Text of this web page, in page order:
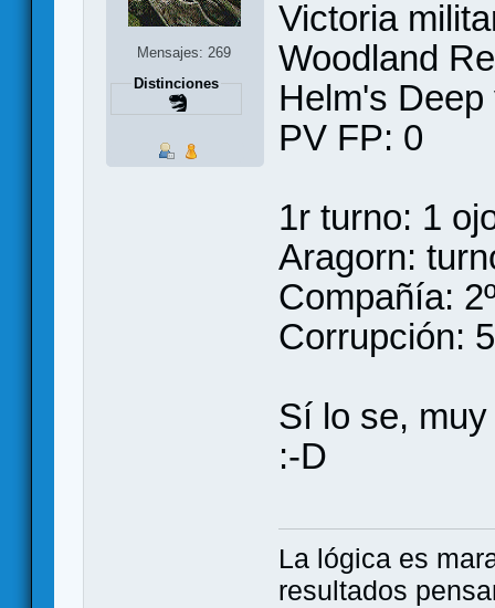
Mensajes: 269
Distinciones
Victoria
Woodland
Helm's
PV FP: 0
1r turno: 1
Aragorn:
Compañía:
Corrupción: 5
Sí lo se,
:-D
La lógica es
resultados